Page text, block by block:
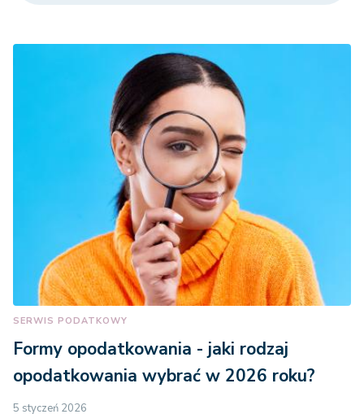
SERWIS PODATKOWY
Formy opodatkowania - jaki rodzaj
opodatkowania wybrać w 2026 roku?
5 styczeń 2026